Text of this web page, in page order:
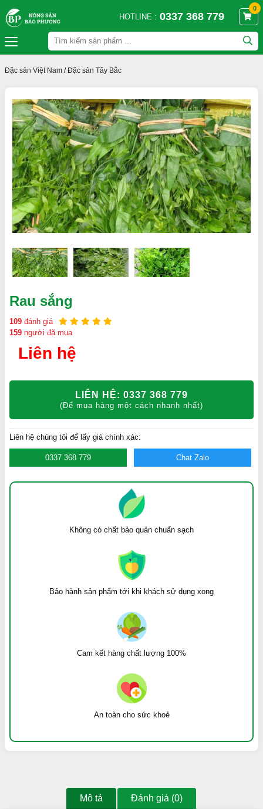
HOTLINE : 0337 368 779
0
Đặc sản Việt Nam /Đặc sản Tây Bắc
Rau sắng
109 đánh giá
159 người đã mua
Liên hệ
LIÊN HỆ: 0337 368 779
(Để mua hàng một cách nhanh nhất)
Liên hệ chúng tôi để lấy giá chính xác:
0337 368 779 Chat Zalo
Không có chất bảo quản chuẩn sạch
Bảo hành sản phẩm tới khi khách sử dụng xong
Cam kết hàng chất lượng 100%
An toàn cho sức khoẻ
Mô tả Đánh giá (0)